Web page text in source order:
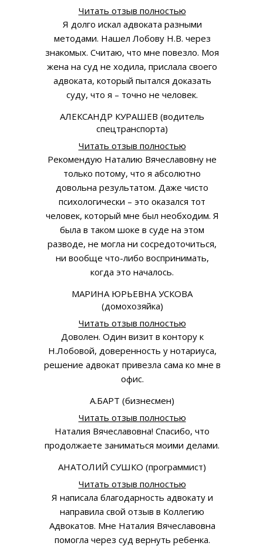
Читать отзыв полностью
Я долго искал адвоката разными
методами. Нашел Лобову Н.В. через
знакомых. Считаю, что мне повезло. Моя
жена на суд не ходила, прислала своего
адвоката, который пытался доказать
суду, что я – точно не человек.
АЛЕКСАНДР КУРАШЕВ (водитель
спецтранспорта)
Читать отзыв полностью
Рекомендую Наталию Вячеславовну не
только потому, что я абсолютно
довольна результатом. Даже чисто
психологически – это оказался тот
человек, который мне был необходим. Я
была в таком шоке в суде на этом
разводе, не могла ни сосредоточиться,
ни вообще что-либо воспринимать,
когда это началось.
МАРИНА ЮРЬЕВНА УСКОВА
(домохозяйка)
Читать отзыв полностью
Доволен. Один визит в контору к
Н.Лобовой, доверенность у нотариуса,
решение адвокат привезла сама ко мне в
офис.
А.БАРТ (бизнесмен)
Читать отзыв полностью
Наталия Вячеславовна! Спасибо, что
продолжаете заниматься моими делами.
АНАТОЛИЙ СУШКО (программист)
Читать отзыв полностью
Я написала благодарность адвокату и
направила свой отзыв в Коллегию
Адвокатов. Мне Наталия Вячеславовна
помогла через суд вернуть ребенка.